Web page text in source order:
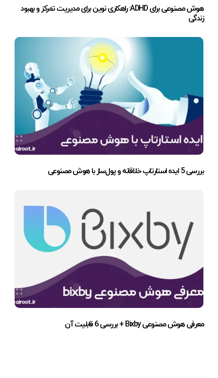
هوش مصنوعی برای ADHD: راهکاری نوین برای مدیریت تمرکز و بهبود
زندگی
بررسی 5 ایده استارتاپ خلاقانه و پول‌ساز با هوش مصنوعی
معرفی هوش مصنوعی Bixby + بررسی 6 قابلیت آن